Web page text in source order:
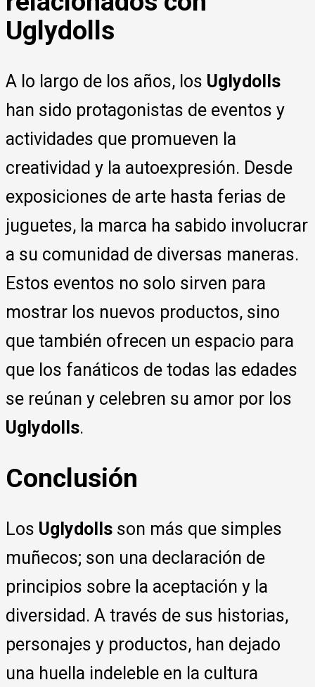
Uglydolls
A lo largo de los años, los Uglydolls
han sido protagonistas de eventos y
actividades que promueven la
creatividad y la autoexpresión. Desde
exposiciones de arte hasta ferias de
juguetes, la marca ha sabido involucrar
a su comunidad de diversas maneras.
Estos eventos no solo sirven para
mostrar los nuevos productos, sino
que también ofrecen un espacio para
que los fanáticos de todas las edades
se reúnan y celebren su amor por los
Uglydolls.
Conclusión
Los Uglydolls son más que simples
muñecos; son una declaración de
principios sobre la aceptación y la
diversidad. A través de sus historias,
personajes y productos, han dejado
una huella indeleble en la cultura